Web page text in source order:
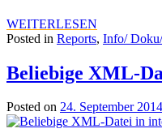
WEITERLESEN
Posted in Reports, Info/
Beliebige XML-
Posted on 24. September 2014